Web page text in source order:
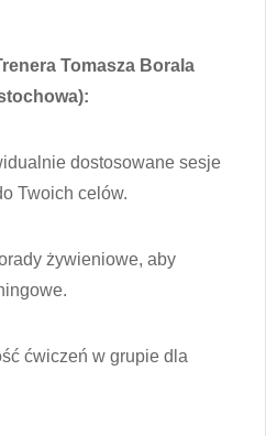
Tomasza Borala
dostosowane sesje
Twoich celów.
żywieniowe, aby
ćwiczeń w grupie dla